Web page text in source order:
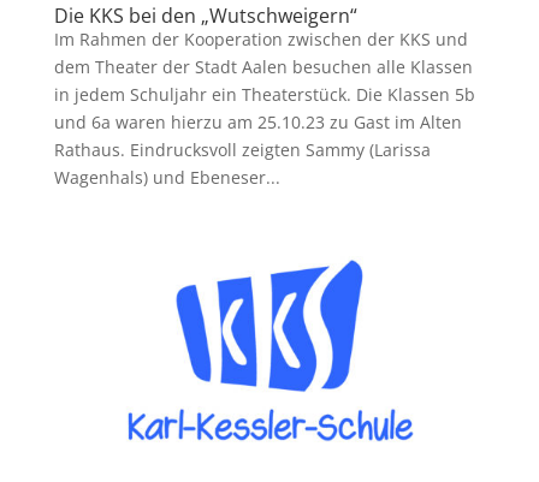
Die KKS bei den „Wutschweigern“
Im Rahmen der Kooperation zwischen der KKS und
dem Theater der Stadt Aalen besuchen alle Klassen
in jedem Schuljahr ein Theaterstück. Die Klassen 5b
und 6a waren hierzu am 25.10.23 zu Gast im Alten
Rathaus. Eindrucksvoll zeigten Sammy (Larissa
Wagenhals) und Ebeneser...